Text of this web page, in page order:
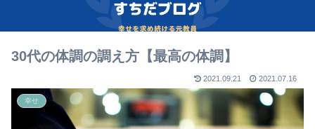
30代の体調の調え方【最高の体調】
2021.09.21 2021.07.16
幸せ